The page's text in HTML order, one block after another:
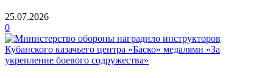
25.07.2026
0